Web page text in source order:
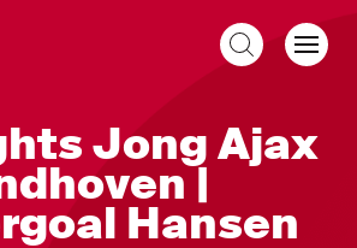
Jong Ajax
|
Hansen